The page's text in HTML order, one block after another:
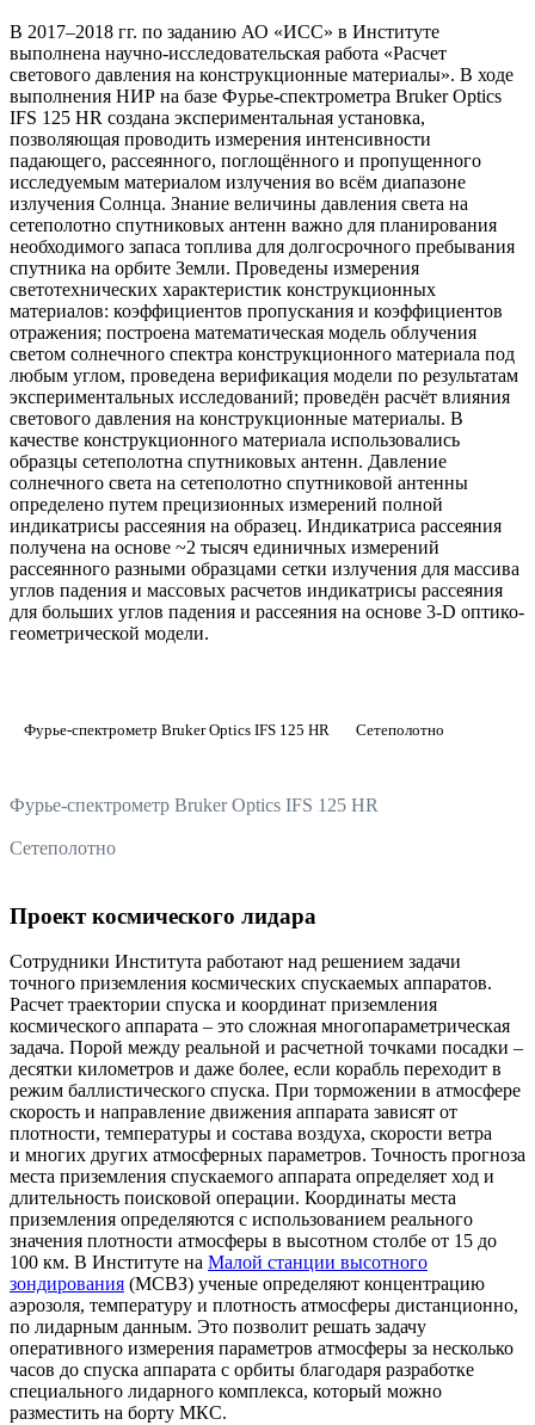
В 2017–2018 гг. по заданию АО «ИСС» в Институте
выполнена научно-исследовательская работа «Расчет
светового давления на конструкционные материалы». В ходе
выполнения НИР на базе Фурье-спектрометра Bruker Optics
IFS 125 HR создана экспериментальная установка,
позволяющая проводить измерения интенсивности
падающего, рассеянного, поглощённого и пропущенного
исследуемым материалом излучения во всём диапазоне
излучения Солнца. Знание величины давления света на
сетеполотно спутниковых антенн важно для планирования
необходимого запаса топлива для долгосрочного пребывания
спутника на орбите Земли. Проведены измерения
светотехнических характеристик конструкционных
материалов: коэффициентов пропускания и коэффициентов
отражения; построена математическая модель облучения
светом солнечного спектра конструкционного материала под
любым углом, проведена верификация модели по результатам
экспериментальных исследований; проведён расчёт влияния
светового давления на конструкционные материалы. В
качестве конструкционного материала использовались
образцы сетеполотна спутниковых антенн. Давление
солнечного света на сетеполотно спутниковой антенны
определено путем прецизионных измерений полной
индикатрисы рассеяния на образец. Индикатриса рассеяния
получена на основе ~2 тысяч единичных измерений
рассеянного разными образцами сетки излучения для массива
углов падения и массовых расчетов индикатрисы рассеяния
для больших углов падения и рассеяния на основе 3-D оптико-
геометрической модели.
Фурье-спектрометр Bruker Optics IFS 125 HR Сетеполотно
Фурье-спектрометр Bruker Optics IFS 125 HR
Сетеполотно
Проект космического лидара
Сотрудники Института работают над решением задачи
точного приземления космических спускаемых аппаратов.
Расчет траектории спуска и координат приземления
космического аппарата – это сложная многопараметрическая
задача. Порой между реальной и расчетной точками посадки –
десятки километров и даже более, если корабль переходит в
режим баллистического спуска. При торможении в атмосфере
скорость и направление движения аппарата зависят от
плотности, температуры и состава воздуха, скорости ветра
и многих других атмосферных параметров. Точность прогноза
места приземления спускаемого аппарата определяет ход и
длительность поисковой операции. Координаты места
приземления определяются с использованием реального
значения плотности атмосферы в высотном столбе от 15 до
100 км. В Институте на Малой станции высотного
зондирования (МСВЗ) ученые определяют концентрацию
аэрозоля, температуру и плотность атмосферы дистанционно,
по лидарным данным. Это позволит решать задачу
оперативного измерения параметров атмосферы за несколько
часов до спуска аппарата с орбиты благодаря разработке
специального лидарного комплекса, который можно
разместить на борту МКС.